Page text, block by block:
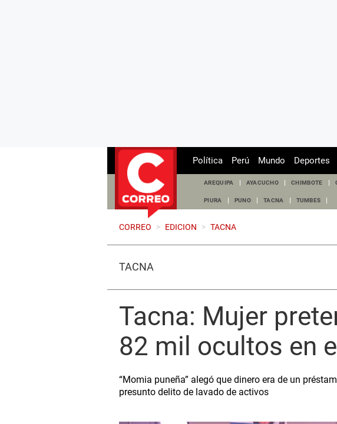
Política Perú Mundo Deportes
AREQUIPA AYACUCHO CHIMBOTE
PIURA PUNO TACNA TUMBES
CORREO > EDICION > TACNA
TACNA
Tacna: Mujer
82 mil ocultos en
“Momia puneña” alegó que dinero era de un
presunto delito de lavado de activos